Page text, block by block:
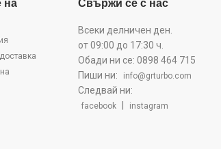
на Свържи се с нас
Всеки делничен ден.
от 09:00 до 17:30 ч.
Обади ни се: 0898 464 715
Пиши ни:
info@grturbo.com
Следвай ни:
facebook instagram